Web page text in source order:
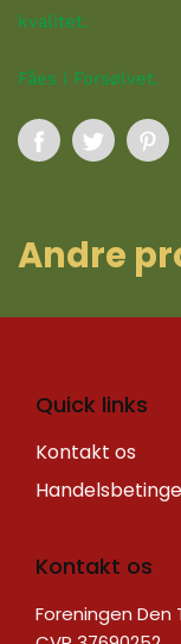
kvalitet.
Fåes i Forsølvet.
A ndre
Quick links
Kontakt os
Kontakt os
Foreningen